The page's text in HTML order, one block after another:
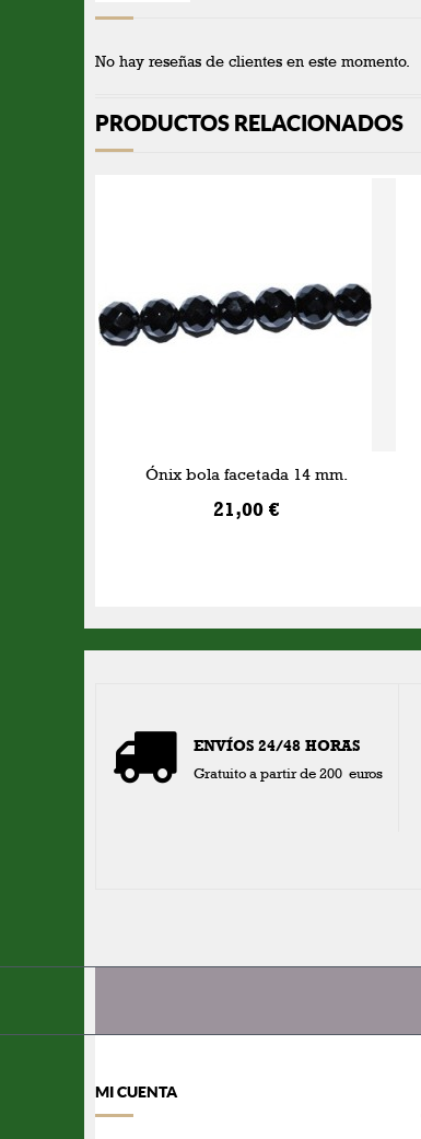
No hay reseñas de clientes en este momento.
PRODUCTOS RELACIONADOS
Ónix bola facetada 14 mm.
21,00 €
ENVÍOS 24/48 HORAS
Gratuito a partir de 200 euros
MI CUENTA